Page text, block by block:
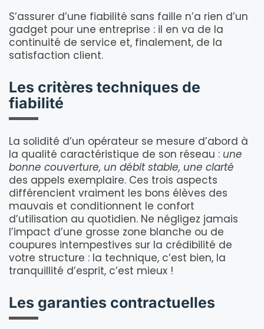
S’assurer d’une fiabilité sans faille n’a rien d’un
gadget pour une entreprise : il en va de la
continuité de service et, finalement, de la
satisfaction client.
Les critères techniques de
fiabilité
La solidité d’un opérateur se mesure d’abord à
la qualité caractéristique de son réseau : une
bonne couverture, un débit stable, une clarté
des appels exemplaire. Ces trois aspects
différencient vraiment les bons élèves des
mauvais et conditionnent le confort
d’utilisation au quotidien. Ne négligez jamais
l’impact d’une grosse zone blanche ou de
coupures intempestives sur la crédibilité de
votre structure : la technique, c’est bien, la
tranquillité d’esprit, c’est mieux !
Les garanties contractuelles